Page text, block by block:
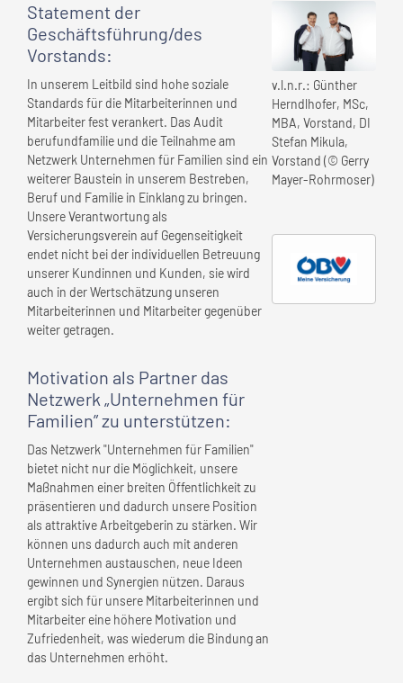
Statement der
Geschäftsführung/des
Vorstands:
In unserem Leitbild sind hohe soziale
Standards für die Mitarbeiterinnen und
Mitarbeiter fest verankert. Das Audit
berufundfamilie und die Teilnahme am
Netzwerk Unternehmen für Familien sind ein
weiterer Baustein in unserem Bestreben,
Beruf und Familie in Einklang zu bringen.
Unsere Verantwortung als
Versicherungsverein auf Gegenseitigkeit
endet nicht bei der individuellen Betreuung
unserer Kundinnen und Kunden, sie wird
auch in der Wertschätzung unseren
Mitarbeiterinnen und Mitarbeiter gegenüber
weiter getragen.
Motivation als Partner das
Netzwerk „Unternehmen für
Familien” zu unterstützen:
Das Netzwerk "Unternehmen für Familien"
bietet nicht nur die Möglichkeit, unsere
Maßnahmen einer breiten Öffentlichkeit zu
präsentieren und dadurch unsere Position
als attraktive Arbeitgeberin zu stärken. Wir
können uns dadurch auch mit anderen
Unternehmen austauschen, neue Ideen
gewinnen und Synergien nützen. Daraus
ergibt sich für unsere Mitarbeiterinnen und
Mitarbeiter eine höhere Motivation und
Zufriedenheit, was wiederum die Bindung an
das Unternehmen erhöht.
v.l.n.r.: Günther
Herndlhofer, MSc,
MBA, Vorstand, DI
Stefan Mikula,
Vorstand (© Gerry
Mayer-Rohrmoser)